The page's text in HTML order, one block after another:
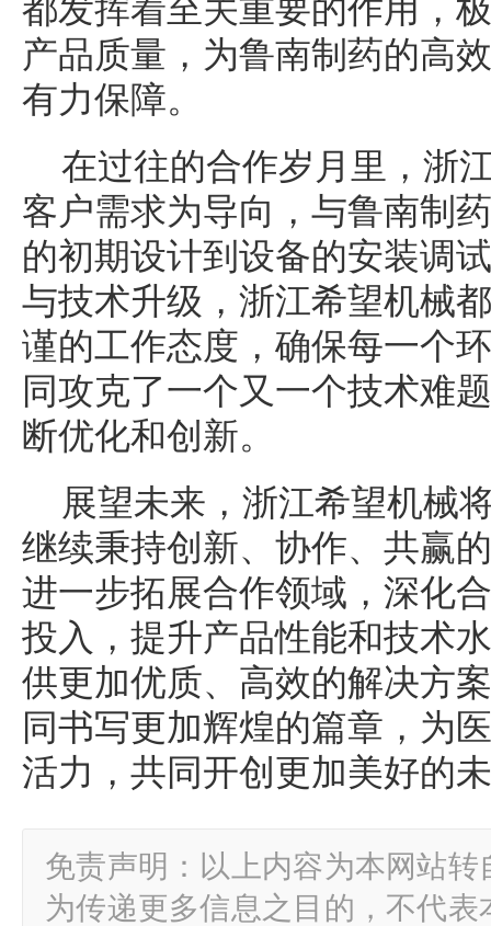
都发挥着至关重要的作用，
产品质量，为鲁南制药的高
有力保障。
在过往的合作岁月里，浙
客户需求为导向，与鲁南制
的初期设计到设备的安装调
与技术升级，浙江希望机械
谨的工作态度，确保每一个
同攻克了一个又一个技术难
断优化和创新。
展望未来，浙江希望机械
继续秉持创新、协作、共赢
进一步拓展合作领域，深化
投入，提升产品性能和技术
供更加优质、高效的解决方
同书写更加辉煌的篇章，为
活力，共同开创更加美好的
免责声明：以上内容为本网站
为传递更多信息之目的，不代